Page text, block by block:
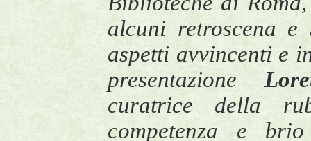
alcuni retroscena
aspetti avvincenti e
presentazione
curatrice della
competenza e